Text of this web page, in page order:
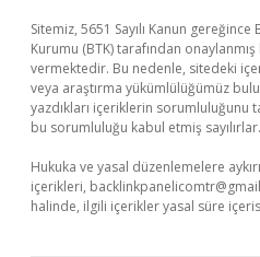
Sitemiz, 5651 Sayılı Kanun
Kurumu (BTK) tarafından
vermektedir. Bu nedenle, sitedeki
veya araştırma yükümlülüğümüz
yazdıkları içeriklerin sorumluluğunu
bu sorumluluğu kabul etmiş sayılırlar.
Hukuka ve yasal düzenlemelere
içerikleri,
halinde, ilgili içerikler yasal süre